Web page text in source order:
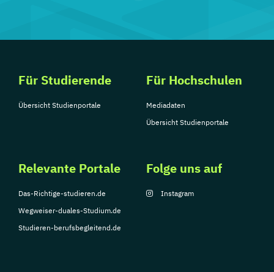
Für Studierende
Übersicht Studienportale
Für Hochschulen
Mediadaten
Übersicht Studienportale
Relevante Portale
Das-Richtige-studieren.de
Wegweiser-duales-Studium.de
Studieren-berufsbegleitend.de
Folge uns auf
Instagram